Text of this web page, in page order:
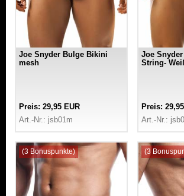
Joe Snyder Bulge Bikini
mesh
Preis: 29,95 EUR
Art.-Nr.: jsb01m
Joe
String-
Preis:
Art.-Nr.:
(3 Bonuspunkte) (3